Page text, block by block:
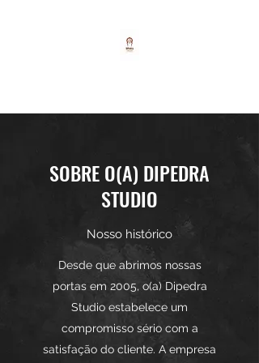
SOBRE O(A) DIPEDRA
STUDIO
Nosso histórico
Desde que abrimos nossas
portas em 2005, o(a) Dipedra
Studio estabelece um
compromisso sério com a
satisfação do cliente. A empresa